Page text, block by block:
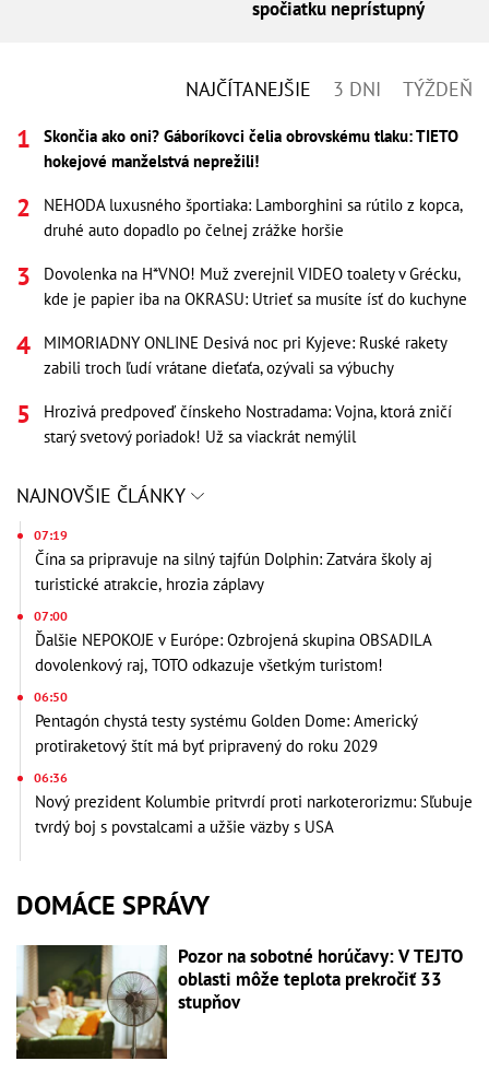
spočiatku neprístupný
NAJČÍTANEJŠIE 3 DNI TÝŽDEŇ
Skončia ako oni? Gáboríkovci čelia obrovskému tlaku: TIETO
hokejové manželstvá neprežili!
NEHODA luxusného športiaka: Lamborghini sa rútilo z kopca,
druhé auto dopadlo po čelnej zrážke horšie
Dovolenka na H*VNO! Muž zverejnil VIDEO toalety v Grécku,
kde je papier iba na OKRASU: Utrieť sa musíte ísť do kuchyne
MIMORIADNY ONLINE Desivá noc pri Kyjeve: Ruské rakety
zabili troch ľudí vrátane dieťaťa, ozývali sa výbuchy
Hrozivá predpoveď čínskeho Nostradama: Vojna, ktorá zničí
starý svetový poriadok! Už sa viackrát nemýlil
NAJNOVŠIE ČLÁNKY
07:19
Čína sa pripravuje na silný tajfún Dolphin: Zatvára školy aj
turistické atrakcie, hrozia záplavy
07:00
Ďalšie NEPOKOJE v Európe: Ozbrojená skupina OBSADILA
dovolenkový raj, TOTO odkazuje všetkým turistom!
06:50
Pentagón chystá testy systému Golden Dome: Americký
protiraketový štít má byť pripravený do roku 2029
06:36
Nový prezident Kolumbie pritvrdí proti narkoterorizmu: Sľubuje
tvrdý boj s povstalcami a užšie väzby s USA
DOMÁCE SPRÁVY
Pozor na sobotné horúčavy: V TEJTO
oblasti môže teplota prekročiť 33
stupňov